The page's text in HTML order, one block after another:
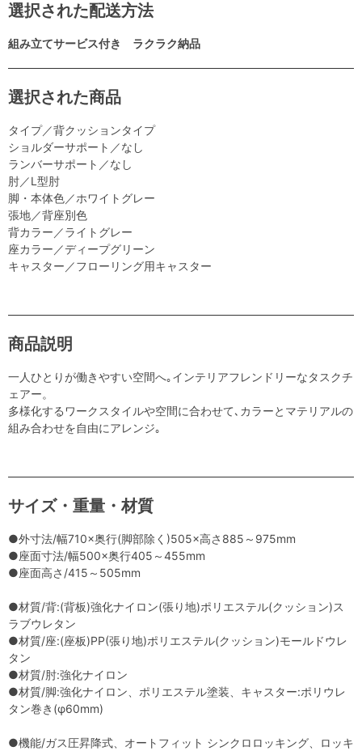
選択された配送方法
組み立てサービス付き ラクラク納品
選択された商品
タイプ／背クッションタイプ
ショルダーサポート／なし
ランバーサポート／なし
肘／L型肘
脚・本体色／ホワイトグレー
張地／背座別色
背カラー／ライトグレー
座カラー／ディープグリーン
キャスター／フローリング用キャスター
商品説明
一人ひとりが働きやすい空間へ｡インテリアフレンドリーなタスクチ
ェアー。
多様化するワークスタイルや空間に合わせて､カラーとマテリアルの
組み合わせを自由にアレンジ｡
サイズ・重量・材質
●外寸法/幅710×奥行(脚部除く)505×高さ885～975mm
●座面寸法/幅500×奥行405～455mm
●座面高さ/415～505mm
●材質/背:(背板)強化ナイロン(張り地)ポリエステル(クッション)ス
ラブウレタン
●材質/座:(座板)PP(張り地)ポリエステル(クッション)モールドウレ
タン
●材質/肘:強化ナイロン
●材質/脚:強化ナイロン、ポリエステル塗装、キャスター:ポリウレ
タン巻き(φ60mm)
●機能/ガス圧昇降式、オートフィット シンクロロッキング、ロッキ